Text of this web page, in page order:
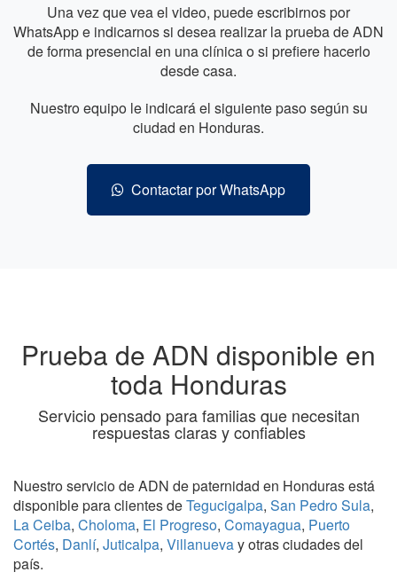
Una vez que vea el video, puede escribirnos por
WhatsApp e indicarnos si desea realizar la prueba de ADN
de forma presencial en una clínica o si prefiere hacerlo
desde casa.
Nuestro equipo le indicará el siguiente paso según su
ciudad en Honduras.
Contactar por WhatsApp
Prueba de ADN disponible en
toda Honduras
Servicio pensado para familias que necesitan
respuestas claras y confiables
Nuestro servicio de ADN de paternidad en Honduras está
disponible para clientes deTegucigalpa, San Pedro Sula,
La Ceiba, Choloma, El Progreso, Comayagua, Puerto
Cortés, Danlí, Juticalpa, Villanuevay otras ciudades del
país.